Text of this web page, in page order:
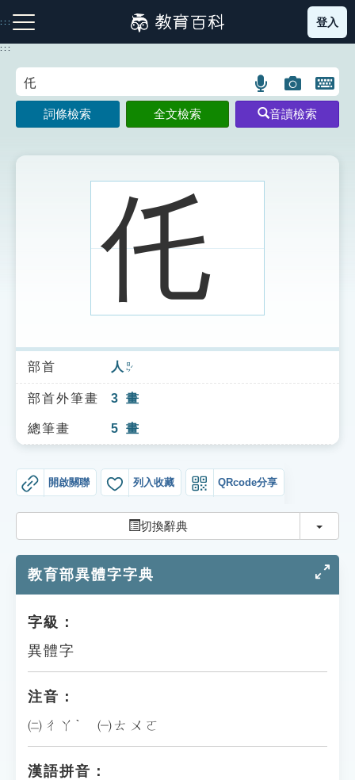
到
主
:::
注音索引圖示 筆畫索引圖示 部首索引表圖示
索引選單
知識索引
單字索引
貓頭鷹博士
登入
:::
語
言
搜
示
圖
片
搜
開
鍵
圖
詞條檢索 全文檢索 音讀檢索
仛
部首 人 ㄖㄣˊ
部首外筆畫 3 畫
總筆畫 5 畫
開啟關聯 列入收藏 QRcode分享
切換辭典 切換
教育部異體字字典
字級：
異體字
注音：
㈡ㄔㄚˋ ㈠ㄊㄨㄛ
漢語拼音：